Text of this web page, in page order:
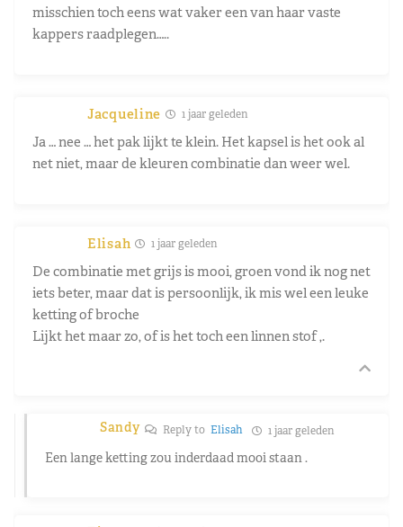
misschien toch eens wat vaker een van haar vaste
kappers raadplegen…..
Jacqueline 1 jaar geleden
Ja … nee … het pak lijkt te klein. Het kapsel is het ook al
net niet, maar de kleuren combinatie dan weer wel.
Elisah 1 jaar geleden
De combinatie met grijs is mooi, groen vond ik nog net
iets beter, maar dat is persoonlijk, ik mis wel een leuke
ketting of broche
Lijkt het maar zo, of is het toch een linnen stof ,.
Sandy Reply to Elisah 1 jaar geleden
Een lange ketting zou inderdaad mooi staan .